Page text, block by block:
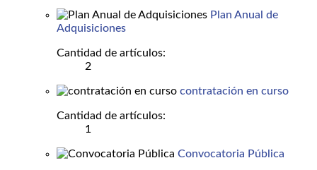
Plan Anual de
Adquisiciones
Cantidad de artículos:
2
contratación en curso
Cantidad de artículos:
1
Convocatoria Pública